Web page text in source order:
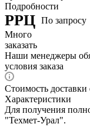
Подробности
РРЦ По запросу
Много
заказать
Наши менеджеры
условия заказа
Стоимость доставки
Характеристики
Для получения
"Техмет-Урал".